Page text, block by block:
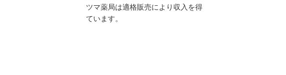
ツマ薬局は適格販売により収入を得
ています。